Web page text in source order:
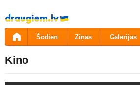
Pāriet
uz
saturu
Šodien Ziņas Galerijas
Kino